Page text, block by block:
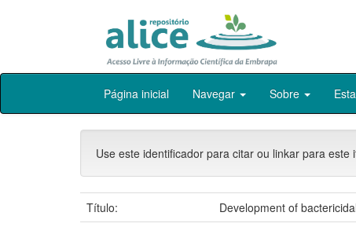
Skip
Página inicial Navegar Sobre
Use este identificador para citar ou linkar para este
Título:
Development of